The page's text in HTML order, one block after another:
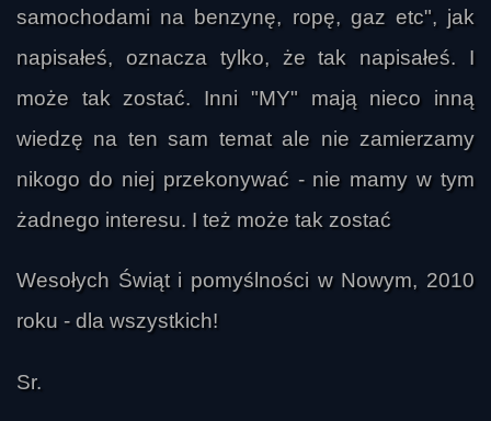
samochodami na benzynę, ropę, gaz etc", jak
napisałeś, oznacza tylko, że tak napisałeś. I
może tak zostać. Inni "MY" mają nieco inną
wiedzę na ten sam temat ale nie zamierzamy
nikogo do niej przekonywać - nie mamy w tym
żadnego interesu. I też może tak zostać
Wesołych Świąt i pomyślności w Nowym, 2010
roku - dla wszystkich!
Sr.